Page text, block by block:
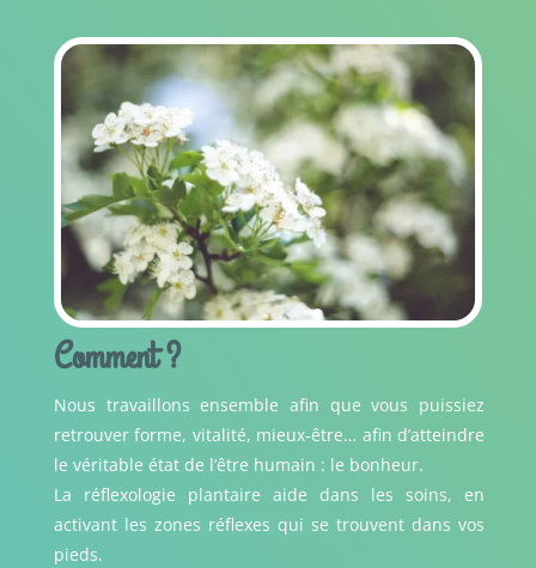
Comment ?
Nous travaillons ensemble afin que vous puissiez
retrouver forme, vitalité, mieux-être… afin d’atteindre
le véritable état de l’être humain : le bonheur.
La réflexologie plantaire aide dans les soins, en
activant les zones réflexes qui se trouvent dans vos
pieds.